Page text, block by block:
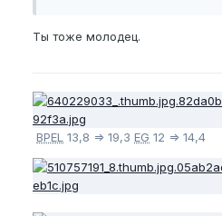
Ты тоже молодец.
BPEL 13,8 => 19,3 EG 12 => 14,4